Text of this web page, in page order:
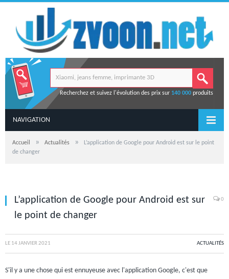
Recherchez et suivez l'évolution des prix sur 140 000produits
NAVIGATION
Accueil » Actualités »
L’application de Google pour Android est sur le point
de changer
L’application de Google pour Android est sur
le point de changer
0
LE 14 JANVIER 2021 ACTUALITÉS
S'il y a une chose qui est ennuyeuse avec l'application Google, c'est que